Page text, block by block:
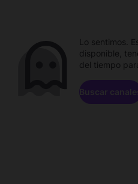
Lo sentimos.
disponible,
del tiempo
Buscar